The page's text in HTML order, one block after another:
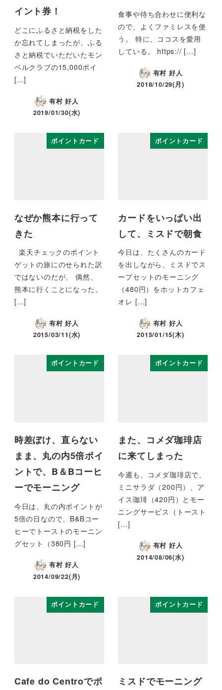
イント券！
どこにふるさと納税をした
か忘れてしまったが、ふる
さと納税でいただいたモン
ベルクラブの15,000ポイ
[…]
有村 好人
2019/01/30(水)
食事や待ち合わせに便利な
ので、よくファミレスを使
う。 特に、ココスを愛用
している。 https:// […]
有村 好人
2018/10/29(月)
ポイントカード
なぜか熊本に行って
きた
楽天チェックのポイント
ゲットの旅にのせられた訳
ではないのだが、 偶然、
熊本に行くことになった。
[…]
有村 好人
2015/03/11(水)
ポイントカード
カードをいっぱい出
して、ミスドで朝食
今日は、たくさんのカード
を出しながら、ミスドでス
ープセットのモーニング
（480円）をホットカフェ
オレ […]
有村 好人
2015/01/15(木)
ポイントカード
時差ぼけ、直らない
まま、丸の内5倍ポイ
ントで、B＆Bコーヒ
ーでモーニング
今日は、丸の内ポイントが
5倍の日なので、B&Bコー
ヒーでトーストのモーニン
グセット（380円 […]
有村 好人
2014/09/22(月)
ポイントカード
また、コメダ珈琲店
に来てしまった
今週も、コメダ珈琲店で、
ミニサラダ（200円）、ア
イス珈琲（420円）とモー
ニングサービス（トースト
[…]
有村 好人
2014/08/06(水)
ポイントカード
Cafe do Centroでポ
ポイントカード
ミスドでモーニング